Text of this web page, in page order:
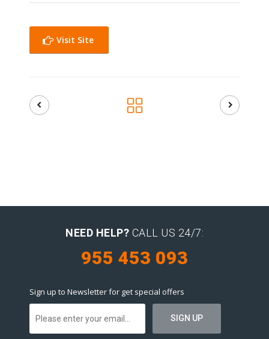
Visit Site
NEED HELP? CALL US 24/7:
955 453 093
Sign up to Newsletter for get special offers